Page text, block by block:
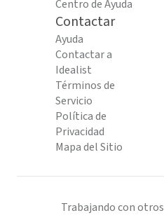
Centro de Ayuda
Contactar
Ayuda
Contactar a
Idealist
Términos de
Servicio
Política de
Privacidad
Mapa del Sitio
Trabajando con